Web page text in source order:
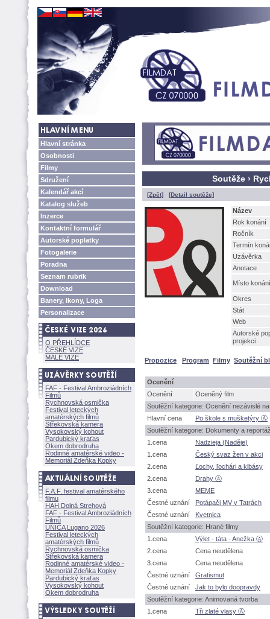
Hlavní stránka
Osobnosti
Filmy
Sdružení
Kalendář akcí
Katalog služeb
Inzerce
Kontaktní formulář
Autorské poplatky
Fotogalerie
Poradna
Seznam rubrik
Download
Banery, Ikony, Loga
Personalizace
O PŘEHLÍDCE
ČESKÉ VIZE
MALÉ VIZE
FAF - Festival Ambroziádních
Filmů
Rychnovská osmička
Festival leteckých
amatérských filmů
Střekovská kamera
Vysokovský kohout
Pardubický kraťas
Okem dobrodruha
Rodinné amatérské video -
Memoriál Zdeňka Kopky
F.A.F. festival amatérského
filmu
HAH Dolná Strehov
FAF - Festival Ambroziádních
Filmů
UNICA Lugano 2026
Festival leteckých
amatérských filmů
Rychnovská osmička
Střekovská kamera
Rodinné amatérské video -
Memoriál Zdeňka Kopky
Pardubický kraťas
Vysokovský kohout
Okem dobrodruha
Soutěže ›
[Zpět] [Detail soutěže]
Název
Rok konání
Ročník
Termín
Uzávěrka
Anotace
Místo konání
Okres
Stát
Web
Autorské
projekci
Propozice Program Filmy Soutěžní
Ocenění
Ocenění
Oceněný film
Soutěžní kategorie: Ocenění nezávislé
Hlavní cena
Po škole s mušketýry Ⓐ
Soutěžní kategorie: Dokumenty a
1.cena
Nadzieja (Naděje)
1.cena
Český svaz žen v akci
2.cena
Ľochy, ľochári a klbásy
2.cena
Drahy Ⓐ
3.cena
MEME
Čestné uznání
Potápači MV v Tatrách
Čestné uznání
Kvetnica
Soutěžní kategorie: Hrané filmy
1.cena
Výlet - táta - Anežka Ⓐ
2.cena
Cena neudělena
3.cena
Cena neudělena
Čestné uznání
Gratismut
Čestné uznání
Jak to bylo doopravdy
Soutěžní kategorie: Animovaná tvorba
1.cena
Tři zlaté vlasy Ⓐ